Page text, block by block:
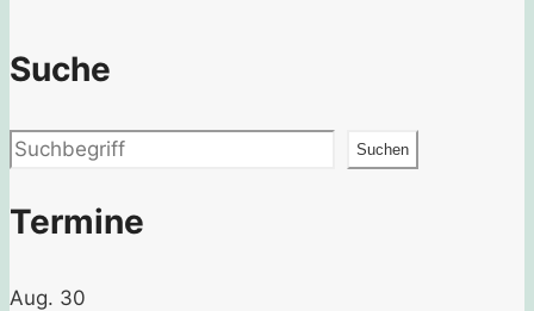
Suche
Suchen Suchen
Termine
Aug. 30